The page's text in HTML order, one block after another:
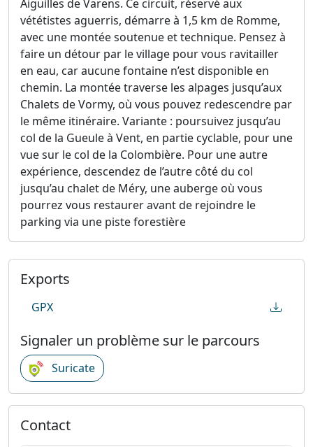
Aiguilles de Varens. Ce circuit, réservé aux
vététistes aguerris, démarre à 1,5 km de Romme,
avec une montée soutenue et technique. Pensez à
faire un détour par le village pour vous ravitailler
en eau, car aucune fontaine n’est disponible en
chemin. La montée traverse les alpages jusqu’aux
Chalets de Vormy, où vous pouvez redescendre par
le même itinéraire. Variante : poursuivez jusqu’au
col de la Gueule à Vent, en partie cyclable, pour une
vue sur le col de la Colombière. Pour une autre
expérience, descendez de l’autre côté du col
jusqu’au chalet de Méry, une auberge où vous
pourrez vous restaurer avant de rejoindre le
parking via une piste forestière
Exports
GPX
Signaler un problème sur le parcours
Suricate
Contact